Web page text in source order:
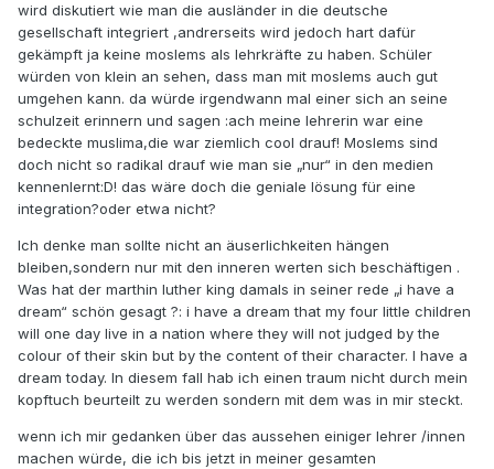
wird diskutiert wie man die ausländer in die deutsche
gesellschaft integriert ,andrerseits wird jedoch hart dafür
gekämpft ja keine moslems als lehrkräfte zu haben. Schüler
würden von klein an sehen, dass man mit moslems auch gut
umgehen kann. da würde irgendwann mal einer sich an seine
schulzeit erinnern und sagen :ach meine lehrerin war eine
bedeckte muslima,die war ziemlich cool drauf! Moslems sind
doch nicht so radikal drauf wie man sie „nur“ in den medien
kennenlernt:D! das wäre doch die geniale lösung für eine
integration?oder etwa nicht?
Ich denke man sollte nicht an äuserlichkeiten hängen
bleiben,sondern nur mit den inneren werten sich beschäftigen .
Was hat der marthin luther king damals in seiner rede „i have a
dream“ schön gesagt ?: i have a dream that my four little children
will one day live in a nation where they will not judged by the
colour of their skin but by the content of their character. I have a
dream today. In diesem fall hab ich einen traum nicht durch mein
kopftuch beurteilt zu werden sondern mit dem was in mir steckt.
wenn ich mir gedanken über das aussehen einiger lehrer /innen
machen würde, die ich bis jetzt in meiner gesamten